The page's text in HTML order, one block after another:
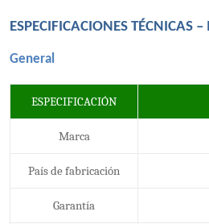
ESPECIFICACIONES TÉCNICAS
General
ESPECIFICACIÓN
Marca
País de fabricación
Garantía